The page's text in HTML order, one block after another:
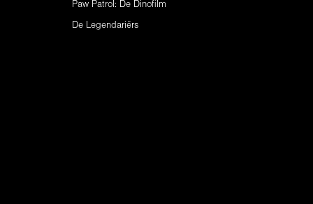
Paw Patrol: De Dinofilm
De Legendariërs